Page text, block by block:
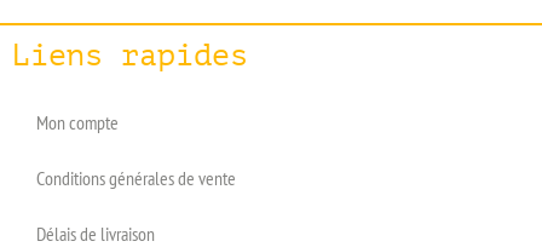
Liens rapides
Mon compte
Conditions générales de vente
Délais de livraison